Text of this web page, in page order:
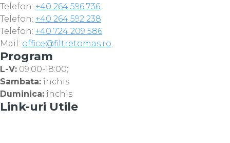
Telefon: +40 264 596 736
Telefon: +40 264 592 238
Telefon: +40 724 209 586
Mail: office@filtretomas.ro
Program
L-V: 09:00-18:00;
Sambata: închis
Duminica: închis
Link-uri Utile